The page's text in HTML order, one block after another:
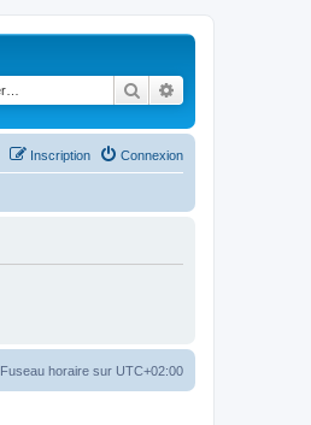
Rechercher
Connexion
Inscription
Fuseau horaire sur UTC+02:00